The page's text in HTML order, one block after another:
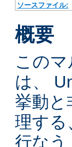
ソースファイル:
概要
この
は、
挙動と
理する
行なう